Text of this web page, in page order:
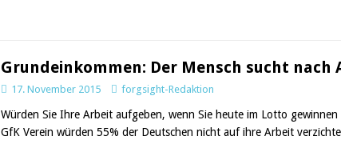
Grundeinkommen: Der Mensch sucht
17. November 2015 forgsight-Redaktion
Würden Sie Ihre Arbeit aufgeben, wenn Sie heute im Lotto
GfK Verein würden 55% der Deutschen nicht auf ihre Arbeit